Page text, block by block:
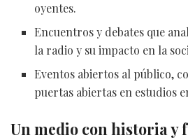
oyentes.
Encuentros y debates que
la radio y su impacto en la
Eventos abiertos al público,
puertas abiertas en estudios
Un medio con historia y